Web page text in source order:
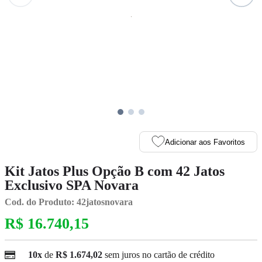
Adicionar aos Favoritos
Kit Jatos Plus Opção B com 42 Jatos
Exclusivo SPA Novara
Cod. do Produto: 42jatosnovara
R$ 16.740,15
10x de R$ 1.674,02 sem juros no cartão de crédito